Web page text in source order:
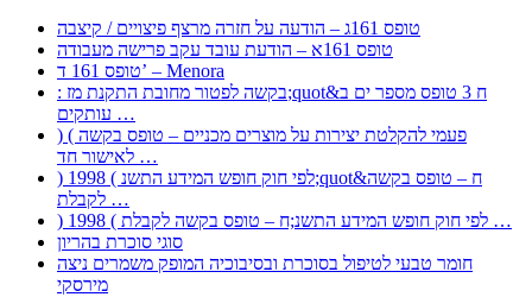
טופס 161ג – הודעה על חזרה מרצף פיצויים / קיצבה
טופס 161א – הודעת עובד עקב פרישה מעבודה
טופס 161 ד’ – Menora
: בקשה לפטור מחובת התקנת מז;quot&ח 3 טופס מספר ים ב
עותקים …
) ( פעמי להקלטת יצירות על מוצרים מכניים – טופס בקשה
לאישור חד …
) 1998 ( לפי חוק חופש המידע התשנ;quot&ח – טופס בקשה
לקבלת …
) 1998 ( לפי חוק חופש המידע התשנ;ח – טופס בקשה לקבלת …
סוגי סוכרת בהריון
חומר טבעי לטיפול בסוכרת ובסיבוכיה המופק משמרים ניצה
מירסקי